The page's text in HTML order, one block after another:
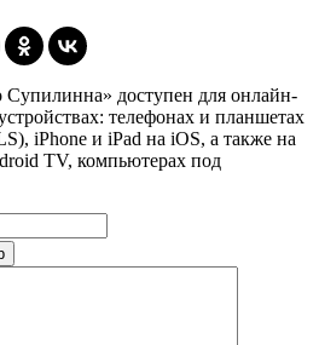
доступен для онлайн-
телефонах и планшетах
iPhone и iPad на iOS, а также на
TV, компьютерах под